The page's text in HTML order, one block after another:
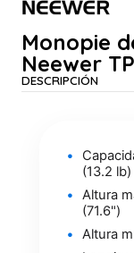
Monopie
Neewer
DESCRIPCIÓN
(13.2 lb)
Altura
(71.6")
Altura